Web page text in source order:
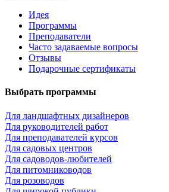
Идея
Программы
Преподаватели
Часто задаваемые вопросы
Отзывы
Подарочные сертификаты
Выбрать программы
Для ландшафтных дизайнеров
Для руководителей работ
Для преподавателей курсов
Для садовых центров
Для садоводов-любителей
Для питомниководов
Для розоводов